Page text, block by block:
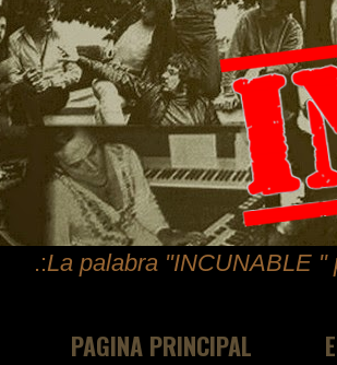
.:La palabra "INCUNABLE "
PAGINA PRINCIPAL